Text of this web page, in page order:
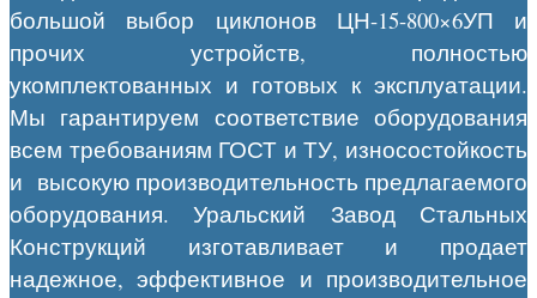
большой выбор циклонов ЦН-15-800×6УП и
прочих устройств, полностью
укомплектованных и готовых к эксплуатации.
Мы гарантируем соответствие оборудования
всем требованиям ГОСТ и ТУ, износостойкость
и высокую производительность предлагаемого
оборудования. Уральский Завод Стальных
Конструкций изготавливает и продает
надежное, эффективное и производительное